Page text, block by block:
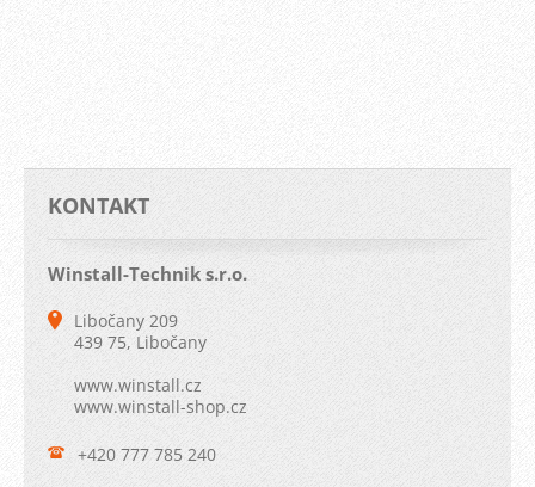
KONTAKT
Winstall-Technik s.r.o.
Libočany 209
439 75, Libočany
www.winstall.cz
www.winstall-shop.cz
+420 777 785 240